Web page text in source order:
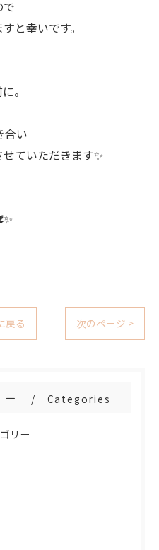
と幸いです。
。
合い
ていただきます✨
戻る 次のページ >
Categories
リー